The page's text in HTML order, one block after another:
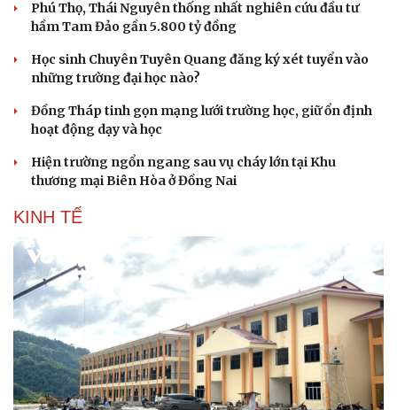
Phú Thọ, Thái Nguyên thống nhất nghiên cứu đầu tư
hầm Tam Đảo gần 5.800 tỷ đồng
Học sinh Chuyên Tuyên Quang đăng ký xét tuyển vào
những trường đại học nào?
Đồng Tháp tinh gọn mạng lưới trường học, giữ ổn định
hoạt động dạy và học
Hiện trường ngổn ngang sau vụ cháy lớn tại Khu
thương mại Biên Hòa ở Đồng Nai
KINH TẾ